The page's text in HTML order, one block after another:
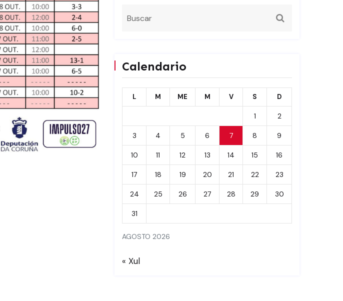
Calendario
AGOSTO 2026
L M ME M V S D
1 2
3 4 5 6 7 8 9
10 11 12 13 14 15 16
17 18 19 20 21 22 23
24 25 26 27 28 29 30
31
« Xul